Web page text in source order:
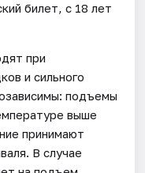
билет, с 18 лет
при
и сильного
подъемы
выше
принимают
В случае